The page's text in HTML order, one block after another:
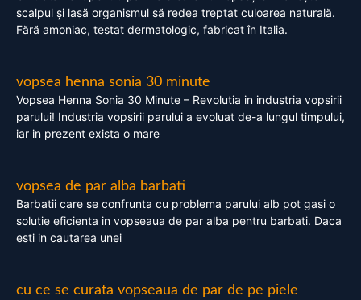
scalpul și lasă organismul să redea treptat culoarea naturală.
Fără amoniac, testat dermatologic, fabricat în Italia.
vopsea henna sonia 30 minute
Vopsea Henna Sonia 30 Minute – Revolutia in industria vopsirii
parului! Industria vopsirii parului a evoluat de-a lungul timpului,
iar in prezent exista o mare
vopsea de par alba barbati
Barbatii care se confrunta cu problema parului alb pot gasi o
solutie eficienta in vopseaua de par alba pentru barbati. Daca
esti in cautarea unei
cu ce se curata vopseaua de par de pe piele